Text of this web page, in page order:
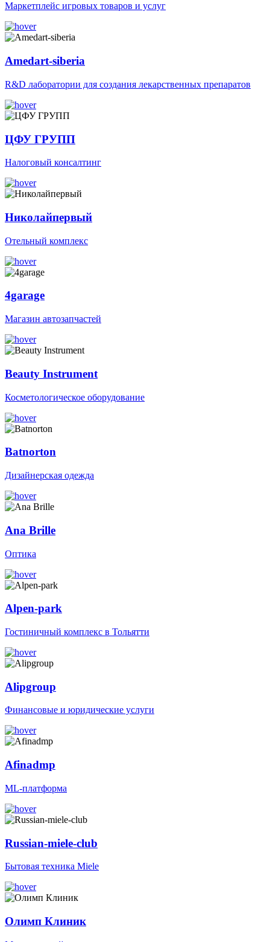
Маркетплейс игровых товаров и услуг
Amedart-siberia
R&D лаборатории для создания лекарственных препаратов
ЦФУ ГРУПП
Налоговый консалтинг
Николайпервый
Отельный комплекс
4garage
Магазин автозапчастей
Beauty Instrument
Косметологическое оборудование
Batnorton
Дизайнерская одежда
Ana Brille
Оптика
Alpen-park
Гостиничный комплекс в Тольятти
Alipgroup
Финансовые и юридические услуги
Afinadmp
ML-платформа
Russian-miele-club
Бытовая техника Miele
Олимп Клиник